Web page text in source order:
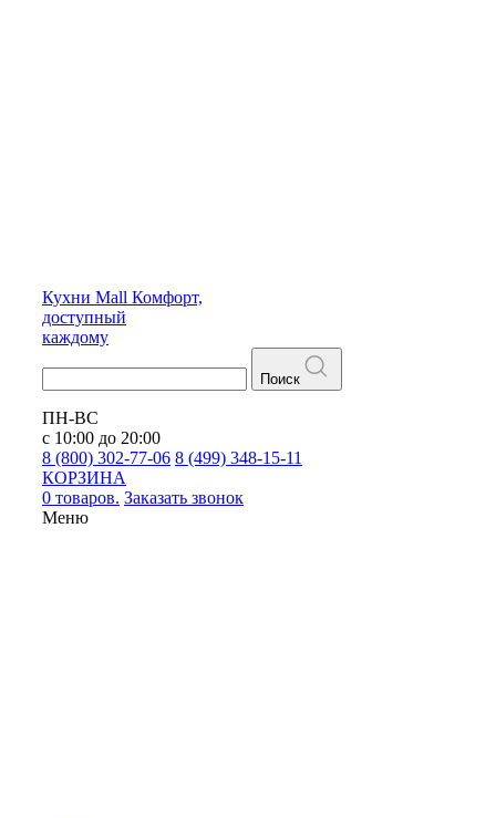
Кухни Mall Комфорт,
доступный
каждому
Поиск
ПН-ВС
с 10:00 до 20:00
8 (800) 302-77-06 8 (499) 348-15-11
КОРЗИНА
0 товаров. Заказать звонок
Меню